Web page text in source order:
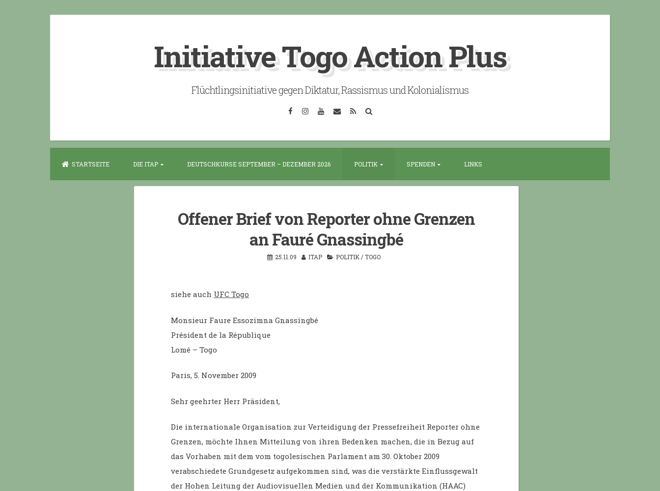
Initiative Togo Action Plus
Flüchtlingsinitiative gegen Diktatur, Rassismus und Kolonialismus
FacebookInstagramYouTube
EmailRSS
STARTSEITE DIE ITAP DEUTSCHKURSE SEPTEMBER – DEZEMBER 2026 POLITIK SPENDEN LINKS
Offener Brief von Reporter ohne Grenzen
an Fauré Gnassingbé
25.11.09 ITAP POLITIK /TOGO
siehe auch UFC Togo
Monsieur Faure Essozimna Gnassingbé
Président de la République
Lomé – Togo
Paris, 5. November 2009
Sehr geehrter Herr Präsident,
Die internationale Organisation zur Verteidigung der Pressefreiheit Reporter ohne
Grenzen, möchte Ihnen Mitteilung von ihren Bedenken machen, die in Bezug auf
das Vorhaben mit dem vom togolesischen Parlament am 30. Oktober 2009
verabschiedete Grundgesetz aufgekommen sind, was die verstärkte Einflussgewalt
der Hohen Leitung der Audiovisuellen Medien und der Kommunikation (HAAC)